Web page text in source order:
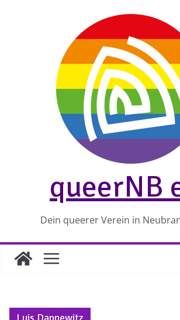
queerNB
Dein queerer Verein in